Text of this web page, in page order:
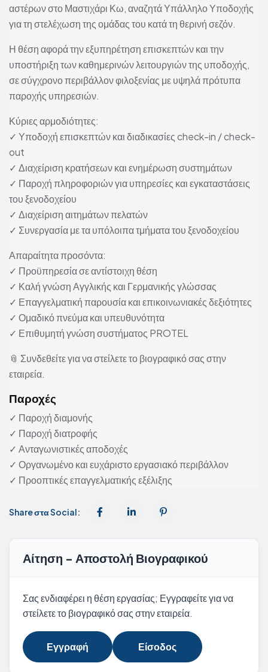
αστέρων στο Μαστιχάρι Κω, αναζητά Υπάλληλο Υποδοχής
για τη στελέχωση της ομάδας του κατά τη θερινή σεζόν.
Η θέση αφορά την εξυπηρέτηση επισκεπτών και την
υποστήριξη των καθημερινών λειτουργιών της υποδοχής,
σε σύγχρονο περιβάλλον φιλοξενίας με υψηλά πρότυπα
παροχής υπηρεσιών.
Κύριες αρμοδιότητες:
✓ Υποδοχή επισκεπτών και διαδικασίες check-in / check-
out
✓ Διαχείριση κρατήσεων και ενημέρωση συστημάτων
✓ Παροχή πληροφοριών για υπηρεσίες και εγκαταστάσεις
του ξενοδοχείου
✓ Διαχείριση αιτημάτων πελατών
✓ Συνεργασία με τα υπόλοιπα τμήματα του ξενοδοχείου
Απαραίτητα προσόντα:
✓ Προϋπηρεσία σε αντίστοιχη θέση
✓ Καλή γνώση Αγγλικής και Γερμανικής γλώσσας
✓ Επαγγελματική παρουσία και επικοινωνιακές δεξιότητες
✓ Ομαδικό πνεύμα και υπευθυνότητα
✓ Επιθυμητή γνώση συστήματος PROTEL
📎 Συνδεθείτε για να στείλετε το βιογραφικό σας στην
εταιρεία.
Παροχές
✓ Παροχή διαμονής
✓ Παροχή διατροφής
✓ Ανταγωνιστικές αποδοχές
✓ Οργανωμένο και ευχάριστο εργασιακό περιβάλλον
✓ Προοπτικές επαγγελματικής εξέλιξης
Share στα Social:
Αίτηση - Αποστολή Βιογραφικού
Σας ενδιαφέρει η θέση εργασίας; Εγγραφείτε για να
στείλετε το βιογραφικό σας στην εταιρεία.
Εγγραφή Είσοδος